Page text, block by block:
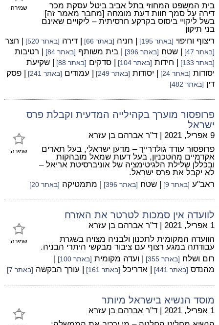
שמירה
בית המשפט המחוזי בתל אביב ביטל עסקת מכר
דירה על סמך חוות דעת מומחה [מחבר מאמר זה]
בשל ליקויי ביסוס בקרקע חרסיתית – ליקויים שאינם
בני תיקון
ריצוף וחיפוי [באתר 195] | חניה [באתר 66] | דירה [באתר 520] | חצר
[באתר 47] | שטח [באתר 396] | בית משותף [באתר 84] | רטיבות
[באתר 133] | חידות [באתר 104] | סדקים [באתר 88]
| שקיעת
יסודות [באתר 24] | יסודות [באתר 249] | עמודים [באתר 241]
| פסק
דין [באתר 482]
פרופסור מוערך בקהילייה המדעית וקבלת פרס
ישראל
שמירה
9 אפריל, 2021 | ד"ר אברהם בן עזרא
פרופסור עודד גולדרייך – מדען ישראלי, בעל תארים
אקדמיים מהטכניון, בעל דעות שמאל מובהקות
ובכללן שלילת הלגיטימציה של אוניברסיטת אריאל –
לא יקבל את פרס ישראל.
ראב"ע [באתר 9] | שטח [באתר 396] | מתמטיקה [באתר 20]
לוועדה אין סמכות לטרטר את האזרח
שמירה
1 אפריל, 2021 | ד"ר אברהם בן עזרא
הוועדה המקומית לתכנון ולבניה מצויה בשגרת
עבודתה במגע רצוף עם ציבור מבקשי היתרי הבניה.
רום ושלח [באתר 355] | ועדה מקומית [באתר 100]
|
מהנדס [באתר 441] | אדריכל [באתר 161] | עורך הבקשה [באתר 7]
מוסד הנשיא בישראל מיותר
1 אפריל, 2021 | ד"ר אברהם בן עזרא